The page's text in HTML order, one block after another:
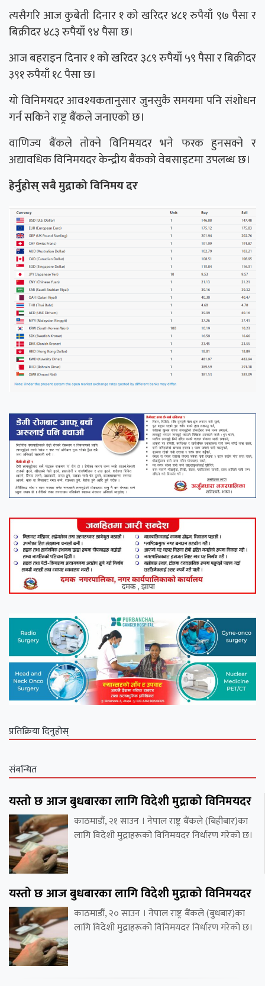
त्यसैगरि आज कुबेती दिनार १ को खरिदर ४८१ रुपैयाँ ९७ पैसा र
बिक्रीदर ४८३ रुपैयाँ ९४ पैसा छ।
आज बहराइन दिनार १ को खरिदर ३८९ रुपैयाँ ५९ पैसा र बिक्रीदर
३९१ रुपैयाँ १८ पैसा छ।
यो विनिमयदर आवश्यकतानुसार जुनसुकै समयमा पनि संशोधन
गर्न सकिने राष्ट्र बैंकले जनाएको छ।
वाणिज्य बैंकले तोक्ने विनिमयदर भने फरक हुनसक्ने र
अद्यावधिक विनिमयदर केन्द्रीय बैंकको वेबसाइटमा उपलब्ध छ।
हेर्नुहोस् सबै मुद्राको विनिमय दर
प्रतिक्रिया दिनुहोस्
संबन्धित
यस्तो छ आज बुधबारका लागि विदेशी मुद्राको विनिमयदर
काठमाडौं, २१ साउन । नेपाल राष्ट्र बैंकले (बिहीबार)का
लागि विदेशी मुद्राहरूको विनिमयदर निर्धारण गरेको छ।
यस्तो छ आज बुधबारका लागि विदेशी मुद्राको विनिमयदर
काठमाडौं, २० साउन । नेपाल राष्ट्र बैंकले (बुधबार)का
लागि विदेशी मुद्राहरूको विनिमयदर निर्धारण गरेको छ।